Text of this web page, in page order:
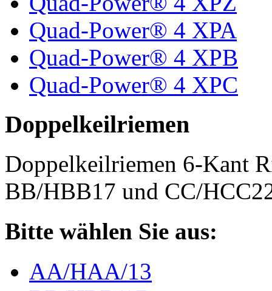
Quad-Power® 4 XPA
Quad-Power® 4 XPB
Quad-Power® 4 XPC
Doppelkeilriemen
Doppelkeilriemen 6-Kant
BB/HBB17 und CC/
Bitte wählen Sie aus:
AA/HAA/13